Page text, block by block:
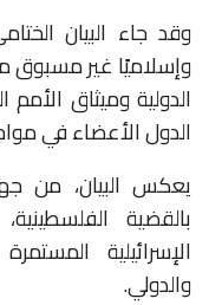
وقد جاء البيان
وإسلاميًا غير مسبوق
الدولية وميثاق
الدول الأعضاء في
يعكس البيان، من
بالقضية
الإسرائيلية
والدولي.